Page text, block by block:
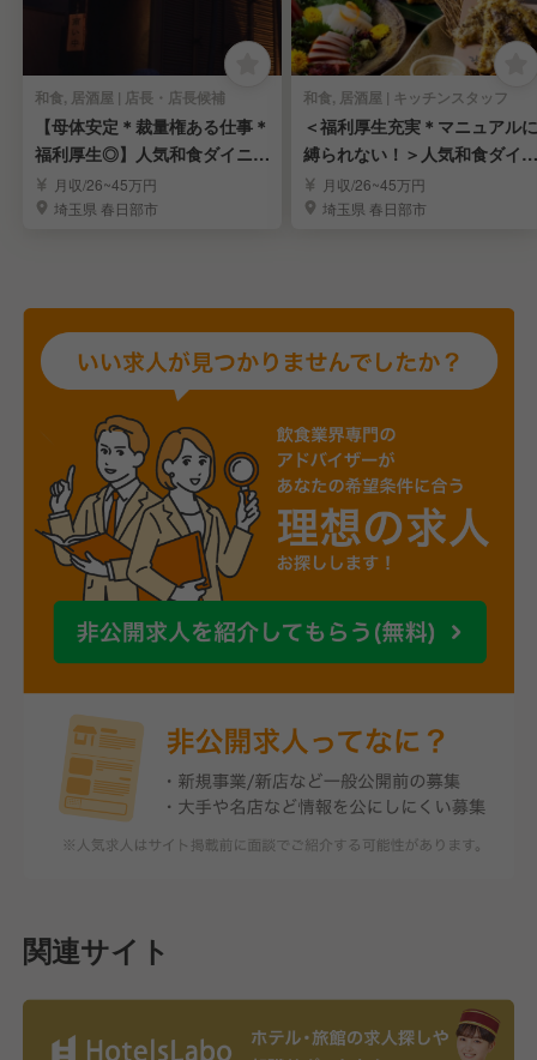
和食, 居酒屋 | 店長・店長候補
【母体安定＊裁量権ある仕事＊
福利厚生◎】人気和食ダイニン
グの店長候補を募集
月収/26~45万円
埼玉県 春日部市
和食, 居酒屋 | キッチンスタッフ
＜福利厚生充実＊マニュアルに
縛られない！＞人気和食ダイニ
ングの店舗スタッフ
月収/26~45万円
埼玉県 春日部市
関連サイト